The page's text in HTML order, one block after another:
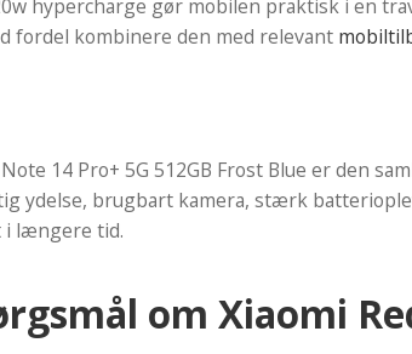
hypercharge gør mobilen praktisk i en
fordel kombinere den med relevant
14 Pro+ 5G 512GB Frost Blue er den
ydelse, brugbart kamera, stærk
i længere tid.
om Xiaomi